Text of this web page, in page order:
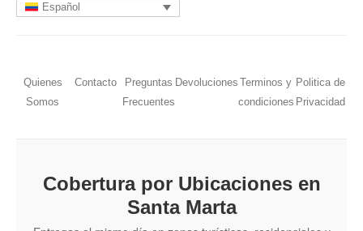
Español
Quienes
Somos
Contacto
Preguntas
Frecuentes
Devoluciones Terminos y
condiciones
Politica de
Privacidad
Cobertura por Ubicaciones en
Santa Marta